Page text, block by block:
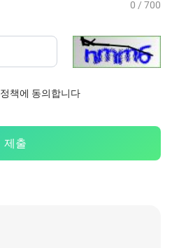
정책에 동의합니다
제출